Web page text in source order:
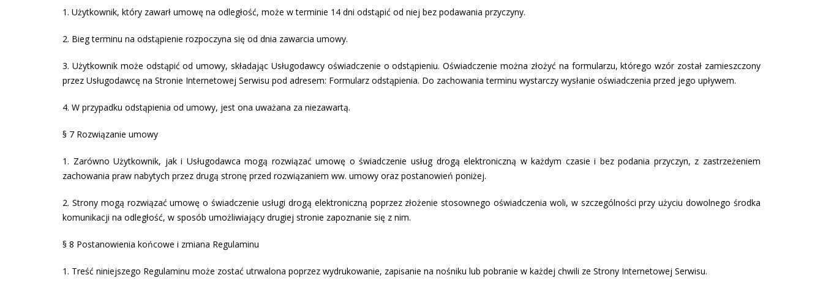
1. Użytkownik, który zawarł umowę na odległość, może w terminie 14 dni odstąpić od niej bez podawania przyczyny.
2. Bieg terminu na odstąpienie rozpoczyna się od dnia zawarcia umowy.
3. Użytkownik może odstąpić od umowy, składając Usługodawcy oświadczenie o odstąpieniu. Oświadczenie można złożyć na formularzu, którego wzór został zamieszczony
przez Usługodawcę na Stronie Internetowej Serwisu pod adresem: Formularz odstąpienia. Do zachowania terminu wystarczy wysłanie oświadczenia przed jego upływem.
4. W przypadku odstąpienia od umowy, jest ona uważana za niezawartą.
§ 7 Rozwiązanie umowy
1. Zarówno Użytkownik, jak i Usługodawca mogą rozwiązać umowę o świadczenie usług drogą elektroniczną w każdym czasie i bez podania przyczyn, z zastrzeżeniem
zachowania praw nabytych przez drugą stronę przed rozwiązaniem ww. umowy oraz postanowień poniżej.
2. Strony mogą rozwiązać umowę o świadczenie usługi drogą elektroniczną poprzez złożenie stosownego oświadczenia woli, w szczególności przy użyciu dowolnego środka
komunikacji na odległość, w sposób umożliwiający drugiej stronie zapoznanie się z nim.
§ 8 Postanowienia końcowe i zmiana Regulaminu
1. Treść niniejszego Regulaminu może zostać utrwalona poprzez wydrukowanie, zapisanie na nośniku lub pobranie w każdej chwili ze Strony Internetowej Serwisu.